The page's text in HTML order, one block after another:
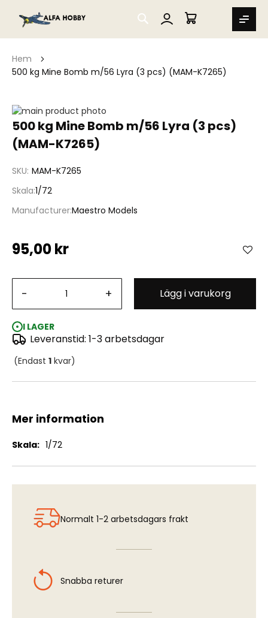
SEARCH
MIN VARUKORG
Hem
500 kg Mine Bomb m/56 Lyra (3 pcs) (MAM-K7265)
500 kg Mine Bomb m/56 Lyra (3 pcs)
(MAM-K7265)
SKU MAM-K7265
Skala 1/72
ManufacturerMaestro Models
95,00 kr
- + Lägg i varukorg
I LAGER
Leveranstid: 1-3 arbetsdagar
(Endast 1 kvar)
Hoppa
till
slutet
av
500 kg Mine Bomb m/56 Lyra (3 pcs) (MAM-K7265)
Hoppa
till
början
bildgalleriet
Mer information
Mer
1/72
Normalt 1-2 arbetsdagars frakt
Snabba returer